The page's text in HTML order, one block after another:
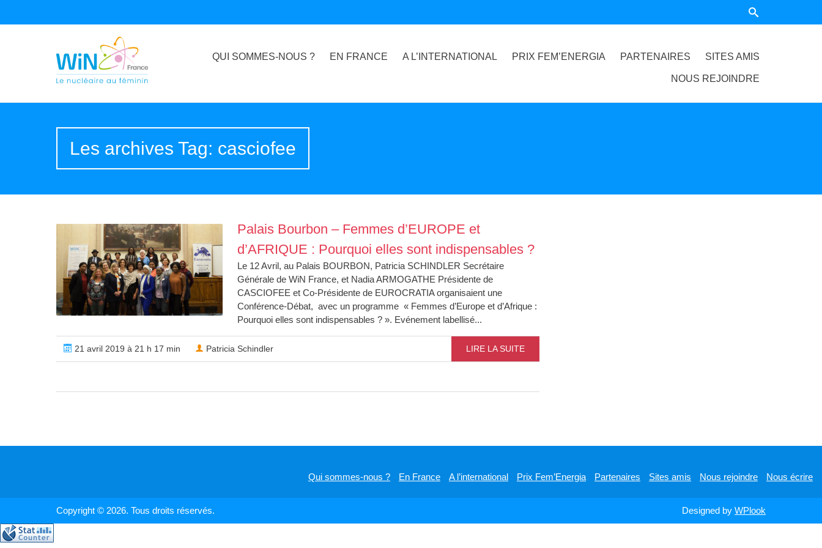
QUI SOMMES-NOUS ? EN FRANCE A L’INTERNATIONAL PRIX FEM’ENERGIA PARTENAIRES SITES AMIS
NOUS REJOINDRE
Les archives Tag: casciofee
Palais Bourbon – Femmes d’EUROPE et
d’AFRIQUE : Pourquoi elles sont indispensables ?
Le 12 Avril, au Palais BOURBON, Patricia SCHINDLER Secrétaire
Générale de WiN France, et Nadia ARMOGATHE Présidente de
CASCIOFEE et Co-Présidente de EUROCRATIA organisaient une
Conférence-Débat, avec un programme « Femmes d’Europe et d’Afrique :
Pourquoi elles sont indispensables ? ». Evénement labellisé...
21 avril 2019 à 21 h 17 min Patricia Schindler LIRE LA SUITE
Qui sommes-nous ? En France A l’international Prix Fem’Energia Partenaires Sites amis Nous rejoindre Nous écrire
Copyright © 2026. Tous droits réservés. Designed byWPlook